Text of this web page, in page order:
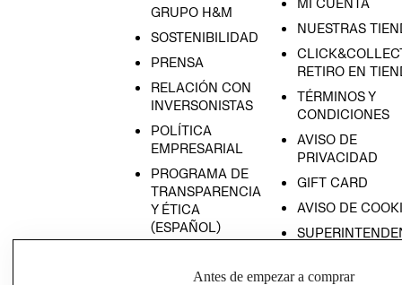
GRUPO H&M
SOSTENIBILIDAD
PRENSA
RELACIÓN CON
INVERSONISTAS
POLÍTICA
EMPRESARIAL
PROGRAMA DE
TRANSPARENCIA
Y ÉTICA
(ESPAÑOL)
TRANSPARENCIA
MI CUENTA
NUESTRAS
RETIRO EN
TÉRMINOS Y
CONDICIONES
AVISO DE
PRIVACIDAD
GIFT CARD
AVISO DE
Antes de empezar a comprar